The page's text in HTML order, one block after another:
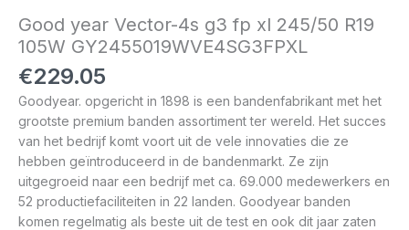
Good year Vector-4s g3 fp xl 245/50 R19
105W GY2455019WVE4SG3FPXL
€229.05
Goodyear. opgericht in 1898 is een bandenfabrikant met het
grootste premium banden assortiment ter wereld. Het succes
van het bedrijf komt voort uit de vele innovaties die ze
hebben geïntroduceerd in de bandenmarkt. Ze zijn
uitgegroeid naar een bedrijf met ca. 69.000 medewerkers en
52 productiefaciliteiten in 22 landen. Goodyear banden
komen regelmatig als beste uit de test en ook dit jaar zaten